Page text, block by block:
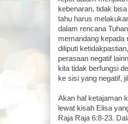
kebenaran, tidak
tahu harus
dalam rencana
memandang kepada
diliputi
perasaan negatif
kita tidak berfungsi
ke sisi yang negatif,
Akan hal ketajaman
lewat kisah Elisa
Raja Raja 6:8-23.